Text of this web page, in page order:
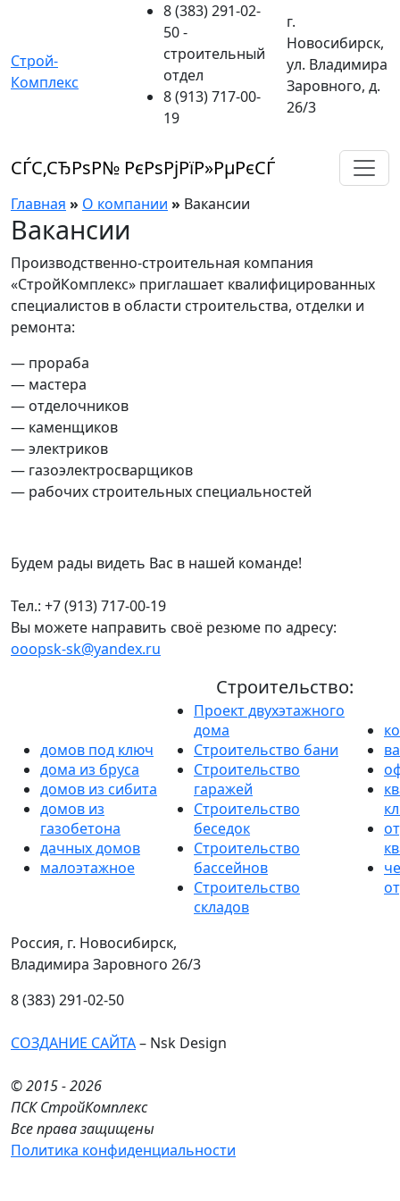
Строй-
Комплекс
8 (383) 291-02-
50-
строительный
отдел
8 (913) 717-00-
19
г.
Новосибирск,
ул. Владимира
Заровного, д.
26/3
СЃС‚СЂРѕР№ РєРѕРјРїР»РµРєСЃ
Главная » О компании » Вакансии
Вакансии
Производственно-строительная компания
«СтройКомплекс» приглашает квалифицированных
специалистов в области строительства, отделки и
ремонта:
— прораба
— мастера
— отделочников
— каменщиков
— электриков
— газоэлектросварщиков
— рабочих строительных специальностей
Будем рады видеть Вас в нашей команде!
Тел.: +7 (913) 717-00-19
Вы можете направить своё резюме по адресу:
ooopsk-sk@yandex.ru
Строительство:
домов под ключ
дома из бруса
домов из сибита
домов из
газобетона
дачных домов
малоэтажное
Проект двухэтажного
дома
Строительство бани
Строительство
гаражей
Строительство
беседок
Строительство
бассейнов
Строительство
складов
Россия, г. Новосибирск,
Владимира Заровного 26/3
8 (383) 291-02-50
СОЗДАНИЕ САЙТА– Nsk Design
© 2015 - 2026
ПСК СтройКомплекс
Все права защищены
Политика конфиденциальности